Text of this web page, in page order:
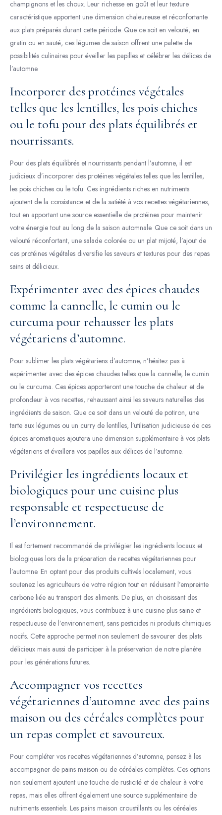
champignons et les choux. Leur richesse en goût et leur texture
caractéristique apportent une dimension chaleureuse et réconfortante
aux plats préparés durant cette période. Que ce soit en velouté, en
gratin ou en sauté, ces légumes de saison offrent une palette de
possibilités culinaires pour éveiller les papilles et célébrer les délices de
l’automne.
Incorporer des protéines végétales
telles que les lentilles, les pois chiches
ou le tofu pour des plats équilibrés et
nourrissants.
Pour des plats équilibrés et nourrissants pendant l’automne, il est
judicieux d’incorporer des protéines végétales telles que les lentilles,
les pois chiches ou le tofu. Ces ingrédients riches en nutriments
ajoutent de la consistance et de la satiété à vos recettes végétariennes,
tout en apportant une source essentielle de protéines pour maintenir
votre énergie tout au long de la saison automnale. Que ce soit dans un
velouté réconfortant, une salade colorée ou un plat mijoté, l’ajout de
ces protéines végétales diversifie les saveurs et textures pour des repas
sains et délicieux.
Expérimenter avec des épices chaudes
comme la cannelle, le cumin ou le
curcuma pour rehausser les plats
végétariens d’automne.
Pour sublimer les plats végétariens d’automne, n’hésitez pas à
expérimenter avec des épices chaudes telles que la cannelle, le cumin
ou le curcuma. Ces épices apporteront une touche de chaleur et de
profondeur à vos recettes, rehaussant ainsi les saveurs naturelles des
ingrédients de saison. Que ce soit dans un velouté de potiron, une
tarte aux légumes ou un curry de lentilles, l’utilisation judicieuse de ces
épices aromatiques ajoutera une dimension supplémentaire à vos plats
végétariens et éveillera vos papilles aux délices de l’automne.
Privilégier les ingrédients locaux et
biologiques pour une cuisine plus
responsable et respectueuse de
l’environnement.
Il est fortement recommandé de privilégier les ingrédients locaux et
biologiques lors de la préparation de recettes végétariennes pour
l’automne. En optant pour des produits cultivés localement, vous
soutenez les agriculteurs de votre région tout en réduisant l’empreinte
carbone liée au transport des aliments. De plus, en choisissant des
ingrédients biologiques, vous contribuez à une cuisine plus saine et
respectueuse de l’environnement, sans pesticides ni produits chimiques
nocifs. Cette approche permet non seulement de savourer des plats
délicieux mais aussi de participer à la préservation de notre planète
pour les générations futures.
Accompagner vos recettes
végétariennes d’automne avec des pains
maison ou des céréales complètes pour
un repas complet et savoureux.
Pour compléter vos recettes végétariennes d’automne, pensez à les
accompagner de pains maison ou de céréales complètes. Ces options
non seulement ajoutent une touche de rusticité et de chaleur à votre
repas, mais elles offrent également une source supplémentaire de
nutriments essentiels. Les pains maison croustillants ou les céréales